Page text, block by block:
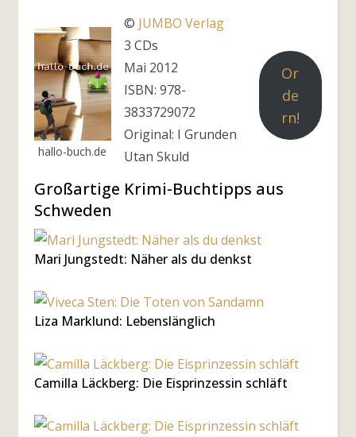
hallo-buch.de
© JUMBO Verlag
3 CDs
Mai 2012
ISBN: 978-
3833729072
Original: I Grunden
Utan Skuld
Or
de
rn!
Großartige Krimi-Buchtipps aus
Schweden
Mari Jungstedt: Näher als du denkst
Liza Marklund: Lebenslänglich
Camilla Läckberg: Die Eisprinzessin schläft